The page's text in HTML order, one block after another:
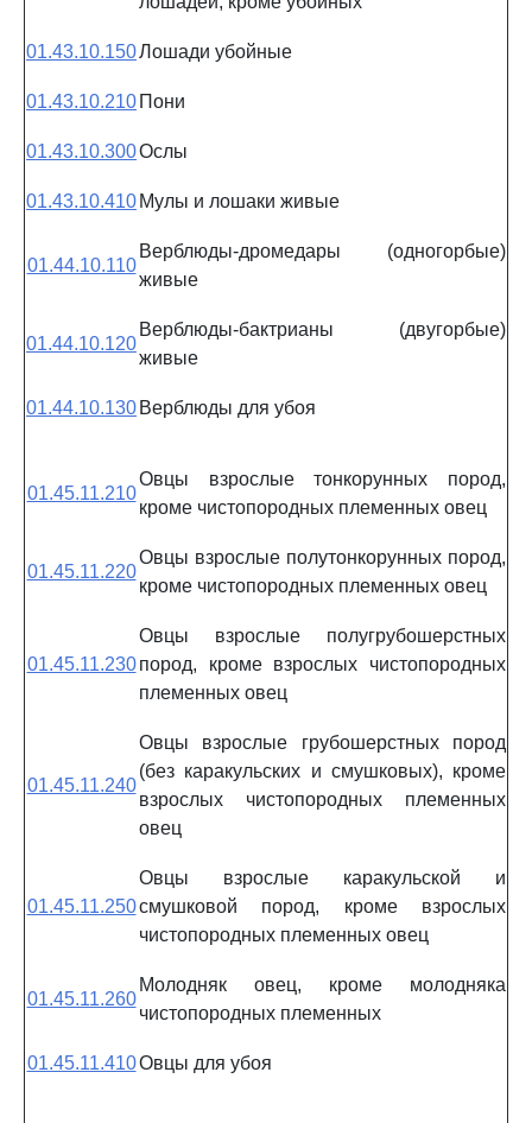
01.43.10.150Лошади убойные
01.43.10.210 Пони
01.43.10.300Ослы
01.43.10.410 Мулы и лошаки живые
01.44.10.110
Верблюды-дромедары (одногорбые)
живые
01.44.10.120
Верблюды-бактрианы (двугорбые)
живые
01.44.10.130 Верблюды для убоя
01.45.11.210
Овцы взрослые тонкорунных пород,
кроме чистопородных племенных овец
01.45.11.220
Овцы взрослые полутонкорунных пород,
кроме чистопородных племенных овец
01.45.11.230
Овцы взрослые полугрубошерстных
пород, кроме взрослых чистопородных
племенных овец
01.45.11.240
Овцы взрослые грубошерстных пород
(без каракульских и смушковых), кроме
взрослых чистопородных племенных
овец
01.45.11.250
Овцы взрослые каракульской и
смушковой пород, кроме взрослых
чистопородных племенных овец
01.45.11.260
Молодняк овец, кроме молодняка
чистопородных племенных
01.45.11.410Овцы для убоя